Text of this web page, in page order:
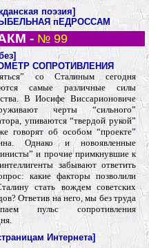
поэзия]
пЕДРОССАМ
- № 99
СОПРОТИВЛЕНИЯ
со Сталиным сегодня
самые различные силы
В Иосифе Виссарионовиче
черты “сильного”
упиваются “твердой рукой”
говорят об особом “проекте”
Однако и новоявленные
и прочие примкнувшие к
забывают ответить
какие факторы позволили
стать вождем советских
Ответив на него, мы без труда
пульс сопротивления
Интернета]